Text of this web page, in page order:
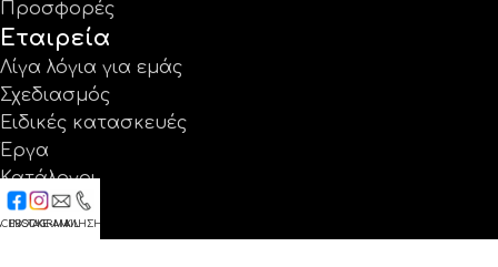
Προσφορές
Εταιρεία
Λίγα λόγια για εμάς
Σχεδιασμός
Ειδικές κατασκευές
Έργα
Κατάλογοι
Εγγύηση
INSTAGRAM
E-MAILΚΛΗΣΗ